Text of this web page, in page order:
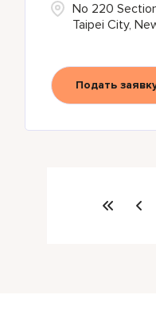
No 220
Taipei City,
Подать